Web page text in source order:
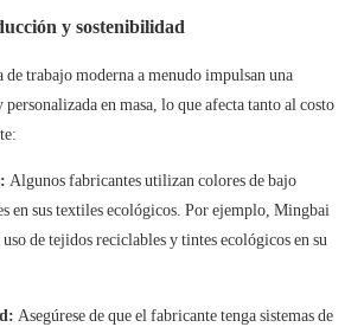
y sostenibilidad
de trabajo moderna a menudo impulsan una
en masa, lo que afecta tanto al costo
Algunos fabricantes utilizan colores de bajo
en sus textiles ecológicos. Por ejemplo, Mingbai
de tejidos reciclables y tintes ecológicos en su
Asegúrese de que el fabricante tenga sistemas de